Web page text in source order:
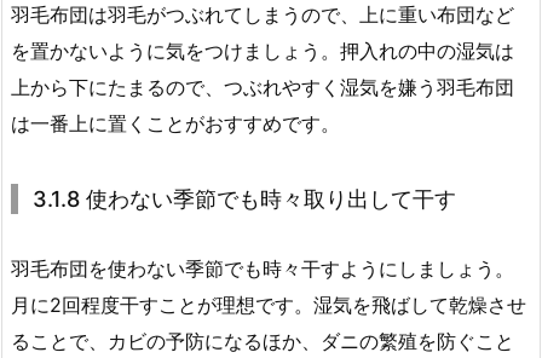
羽毛布団は羽毛がつぶれてしまうので、上に重い布団など
を置かないように気をつけましょう。押入れの中の湿気は
上から下にたまるので、つぶれやすく湿気を嫌う羽毛布団
は一番上に置くことがおすすめです。
3.1.8 使わない季節でも時々取り出して干す
羽毛布団を使わない季節でも時々干すようにしましょう。
月に2回程度干すことが理想です。湿気を飛ばして乾燥させ
ることで、カビの予防になるほか、ダニの繁殖を防ぐこと